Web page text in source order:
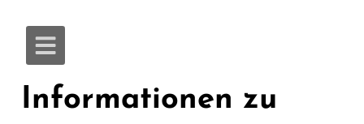
Informationen zu